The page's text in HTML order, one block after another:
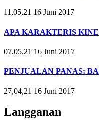
11,05,21 16 Juni 2017
APA KARAKTERIS
07,05,21 16 Juni 2017
PENJUALAN PANAS:
27,04,21 16 Juni 2017
Langganan